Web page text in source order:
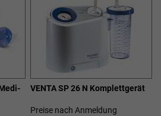
VENTA SP 26 N Komplettgerät
Preise nach Anmeldung